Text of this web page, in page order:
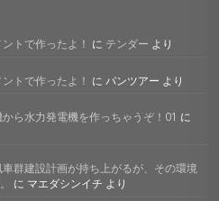
トで作ったよ！ に テンダー より
トで作ったよ！ に パンツアー より
ら水力発電機を作っちゃうぞ！01 に
群建設計画が持ち上がるが、その環境
に マエダシンイチ より